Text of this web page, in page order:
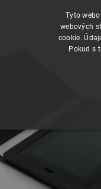
Tyto
webových
cookie.
Pokud s
NEZBYTNĚ